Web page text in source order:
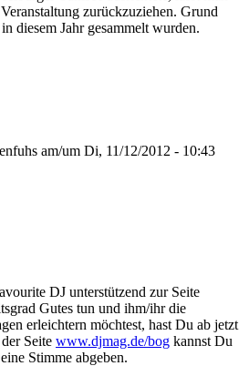
zurückzuziehen. Grund
diesem Jahr gesammelt wurden.
am/um Di, 11/12/2012 - 10:43
DJ unterstützend zur Seite
Gutes tun und ihm/ihr die
erleichtern möchtest, hast Du ab jetzt
Seite www.djmag.de/bog kannst Du
Stimme abgeben.